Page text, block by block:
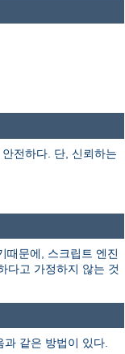
전하다. 단, 신뢰하는
때문에, 스크립트 엔진
다고 가정하지 않는 것
같은 방법이 있다.